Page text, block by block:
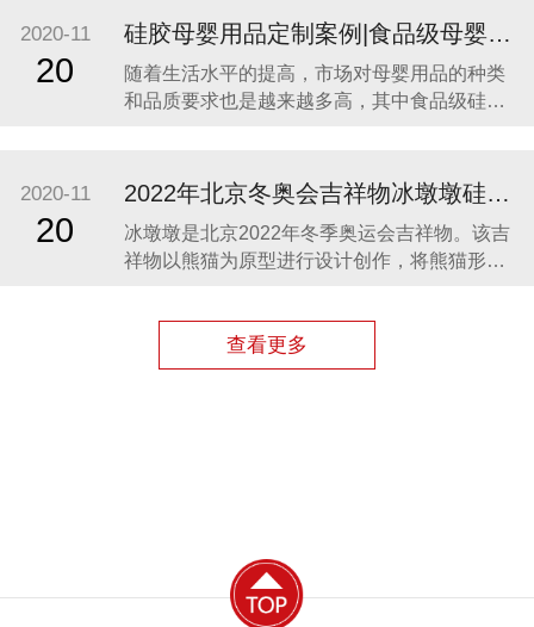
关联呢？ 2014年可口可乐找到我们的时候，我
们也是非常的惊讶，以为是在开玩笑。他们却
很认真的告诉我们，他们想开发一款创意有代
2020-11
20
硅胶母婴用品定制案例|食品级母婴硅胶制品
随着生活水平的提高，市场对母婴用品的种类
和品质要求也是越来越多高，其中食品级硅胶
品的的主要材料之一。众盛硅胶厂家在硅胶制
品行业深耕23年，生产的硅胶母婴用品全球使
用用户超百万。 今天我们就来分享几款热卖的
硅胶母婴
2020-11
20
2022年北京冬奥会吉祥物冰墩墩硅胶制品生产案例
冰墩墩是北京2022年冬季奥运会吉祥物。该吉
祥物以熊猫为原型进行设计创作，将熊猫形象
心，奥运组委会将吉祥物冰墩墩放到东莞生
产，而众盛硅胶也有幸参与了冰墩墩的生产制
查看更多